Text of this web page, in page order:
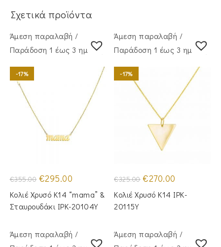
Σχετικά προϊόντα
Άμεση παραλαβή /
Παράδoση 1 έως 3 ημέρες
-17%
€355.00 Original
price
was:
€355.00.
€295.00
είναι:
€295.00.
Κολιέ Χρυσό Κ14 “mama” &
Σταυρουδάκι IPK-20104Y
Άμεση παραλαβή /
Παράδoση 1 έως 3 ημέρες
-17%
€325.00 Original
price
was:
€325.00.
€270.00
τιμή
είναι:
Κολιέ Χρυσό Κ14 IPK-
20115Y
Άμεση παραλαβή /
Άμεση παραλαβή /